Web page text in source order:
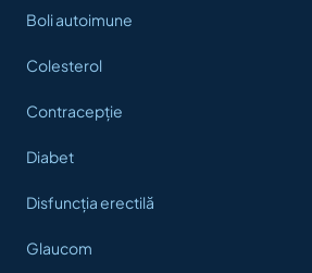
Boli autoimune
Colesterol
Contracepție
Diabet
Disfuncția erectilă
Glaucom